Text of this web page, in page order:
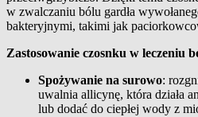
w zwalczaniu bólu gardła
bakteryjnymi, takimi jak
Zastosowanie czosnku w leczeniu
Spożywanie na surowo:
uwalnia allicynę, która działa
lub dodać do ciepłej wody z